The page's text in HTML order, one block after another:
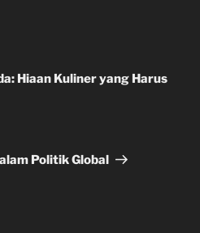
Hiaan Kuliner yang Harus
Politik Global